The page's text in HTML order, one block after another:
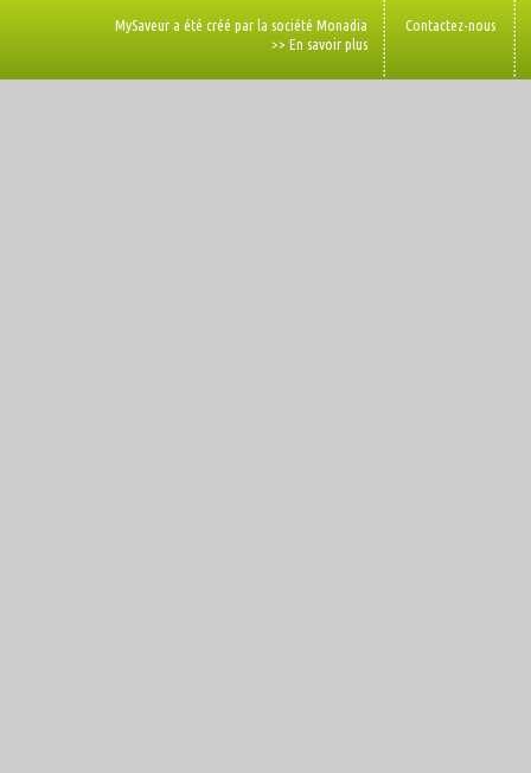
MySaveur a été créé par la société Monadia
>> En savoir plus
Contactez-nous